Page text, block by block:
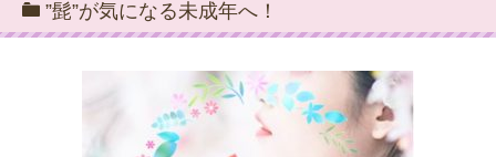
”髭”が気になる未成年へ！